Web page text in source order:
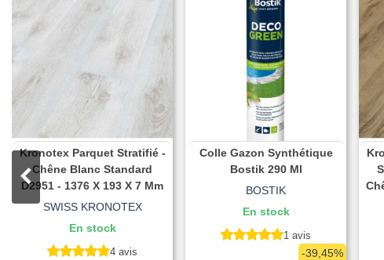
Kronotex Parquet Stratifié -
Chêne Blanc Standard
D2951 - 1376 X 193 X 7 Mm
SWISS KRONOTEX
En stock
4 avis
Colle Gazon Synthétique
Bostik 290 Ml
BOSTIK
En stock
1 avis
-39,45%